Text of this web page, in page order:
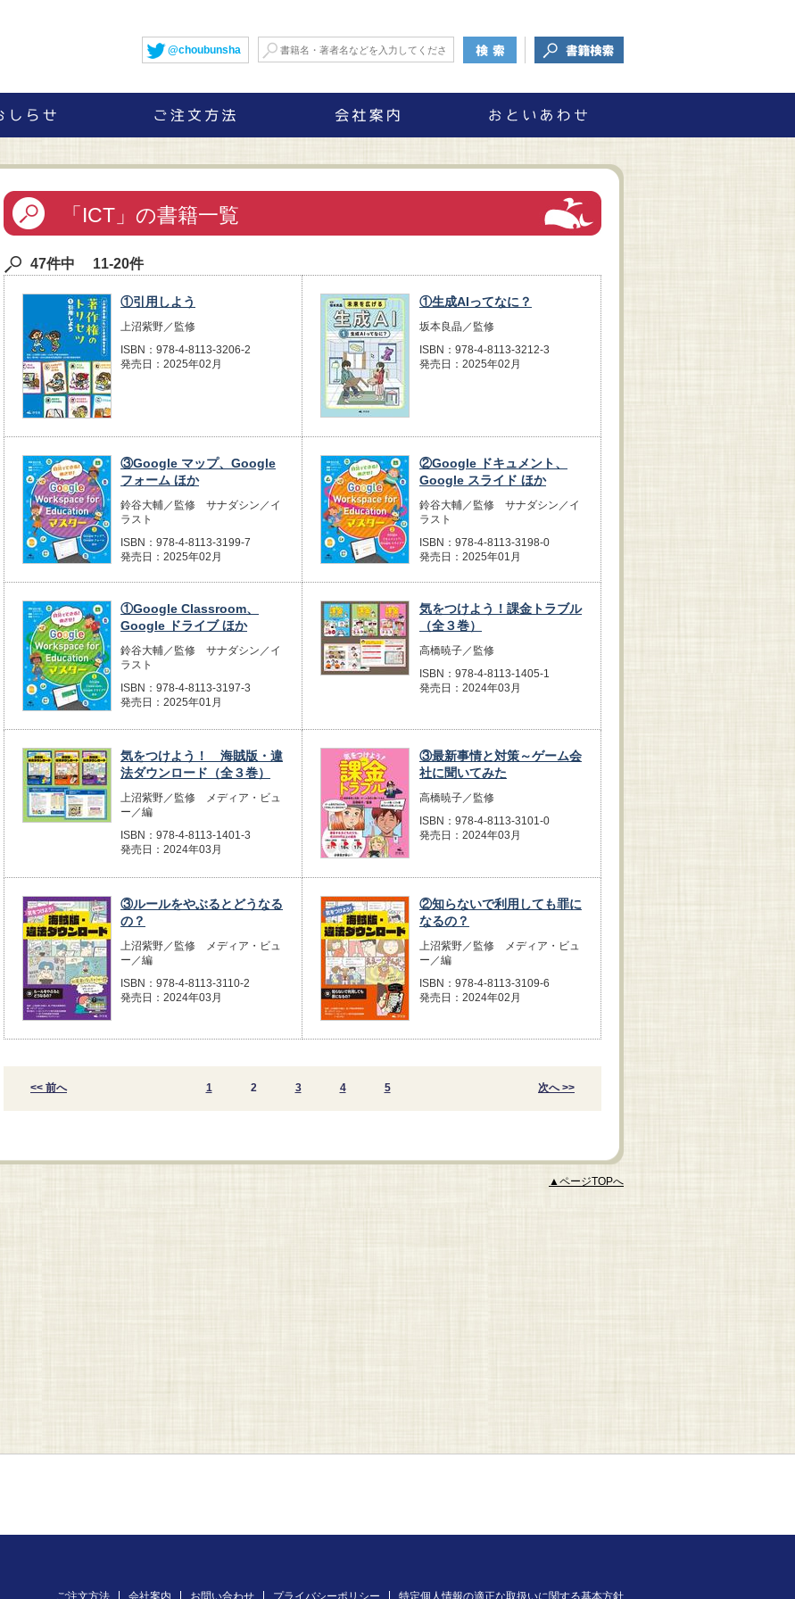
@choubunsha
「ICT」の書籍一覧
47件中 11-20件
①引用しよう
上沼紫野／監修
ISBN：978-4-8113-3206-2
発売日：2025年02月
①生成AIってなに？
坂本良晶／監修
ISBN：978-4-8113-3212-3
発売日：2025年02月
③Google マップ、Google
フォーム ほか
鈴谷大輔／監修 サナダシン／イ
ラスト
ISBN：978-4-8113-3199-7
発売日：2025年02月
②Google ドキュメント、
Google スライド ほか
鈴谷大輔／監修 サナダシン／イ
ラスト
ISBN：978-4-8113-3198-0
発売日：2025年01月
①Google Classroom、
Google ドライブ ほか
鈴谷大輔／監修 サナダシン／イ
ラスト
ISBN：978-4-8113-3197-3
発売日：2025年01月
気をつけよう！課金トラブル
（全３巻）
高橋暁子／監修
ISBN：978-4-8113-1405-1
発売日：2024年03月
気をつけよう！ 海賊版・違
法ダウンロード（全３巻）
上沼紫野／監修 メディア・ビュ
ー／編
ISBN：978-4-8113-1401-3
発売日：2024年03月
③最新事情と対策～ゲーム会
社に聞いてみた
高橋暁子／監修
ISBN：978-4-8113-3101-0
発売日：2024年03月
③ルールをやぶるとどうなる
の？
上沼紫野／監修 メディア・ビュ
ー／編
ISBN：978-4-8113-3110-2
発売日：2024年03月
②知らないで利用しても罪に
なるの？
上沼紫野／監修 メディア・ビュ
ー／編
ISBN：978-4-8113-3109-6
発売日：2024年02月
<< 前へ 1 2 3 4 5 次へ >>
▲ページTOPへ